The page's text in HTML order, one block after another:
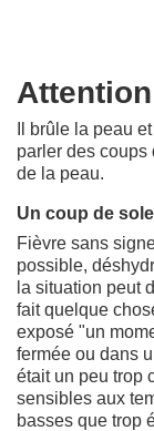
Il brûle la peau
parler des coups
de la peau.
Un coup de
Fièvre sans
possible,
la situation peut
fait quelque
exposé "un
fermée ou dans
était un peu trop
sensibles aux
basses que trop